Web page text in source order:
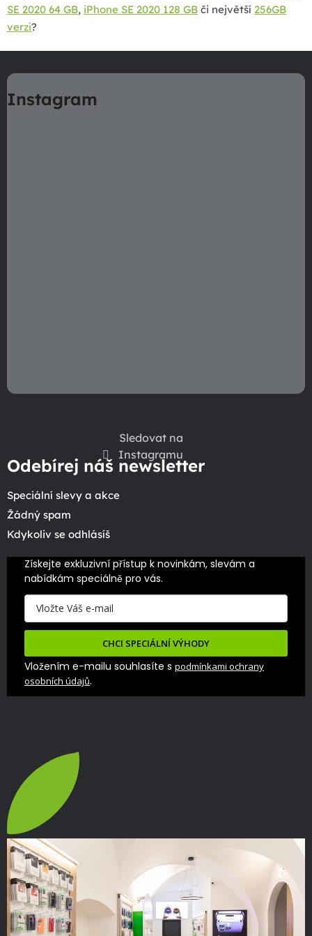
SE 2020 64 GB, iPhone SE 2020 128 GB či největší 256GB
verzi?
á
pInstagram
Sledovat na
Instagramu
Odebírej náš newsletter
Speciální slevy a akce
Žádný spam
Kdykoliv se odhlásíš
Získejte exkluzivní přístup k novinkám, slevám a
nabídkám speciálně pro vás.
CHCI SPECIÁLNÍ VÝHODY
Vložením e-mailu souhlasíte s podmínkami ochrany
osobních údajů.